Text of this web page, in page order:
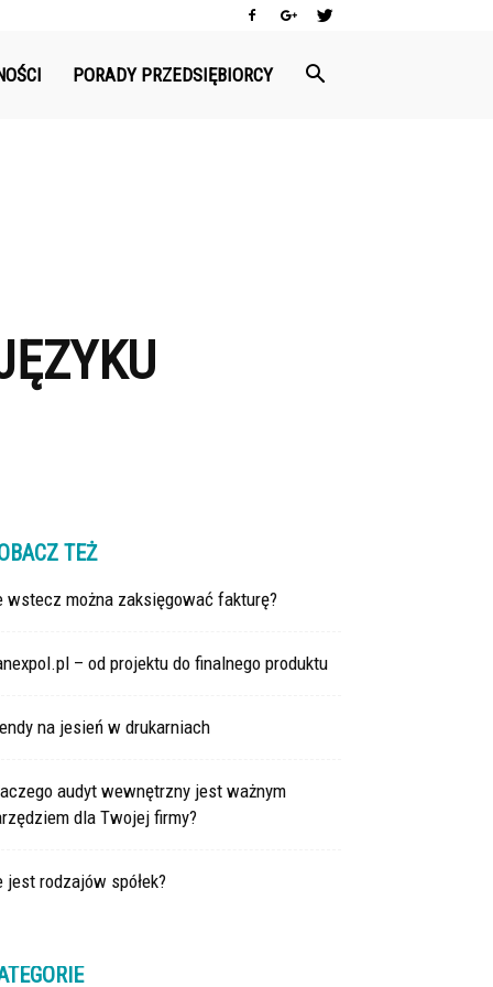
PORADY PRZEDSIĘBIORCY
TEŻ
wstecz można zaksięgować fakturę?
– od projektu do finalnego produktu
na jesień w drukarniach
audyt wewnętrzny jest ważnym
dla Twojej firmy?
jest rodzajów spółek?